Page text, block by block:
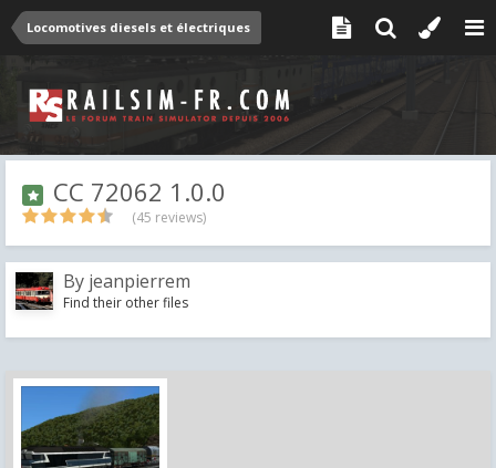
Locomotives diesels et électriques
CC 72062 1.0.0
(45 reviews)
By jeanpierrem
Find their other files